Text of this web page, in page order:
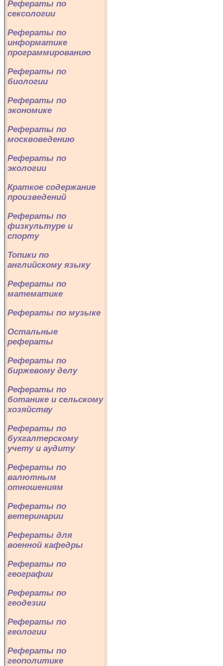
Рефераты по
сексологии
Рефераты по
информатике
программированию
Рефераты по
биологии
Рефераты по
экономике
Рефераты по
москвоведению
Рефераты по
экологии
Краткое содержание
произведений
Рефераты по
физкультуре и
спорту
Топики по
английскому языку
Рефераты по
математике
Рефераты по музыке
Остальные
рефераты
Рефераты по
биржевому делу
Рефераты по
ботанике и сельскому
хозяйству
Рефераты по
бухгалтерскому
учету и аудиту
Рефераты по
валютным
отношениям
Рефераты по
ветеринарии
Рефераты для
военной кафедры
Рефераты по
географии
Рефераты по
геодезии
Рефераты по
геологии
Рефераты по
геополитике